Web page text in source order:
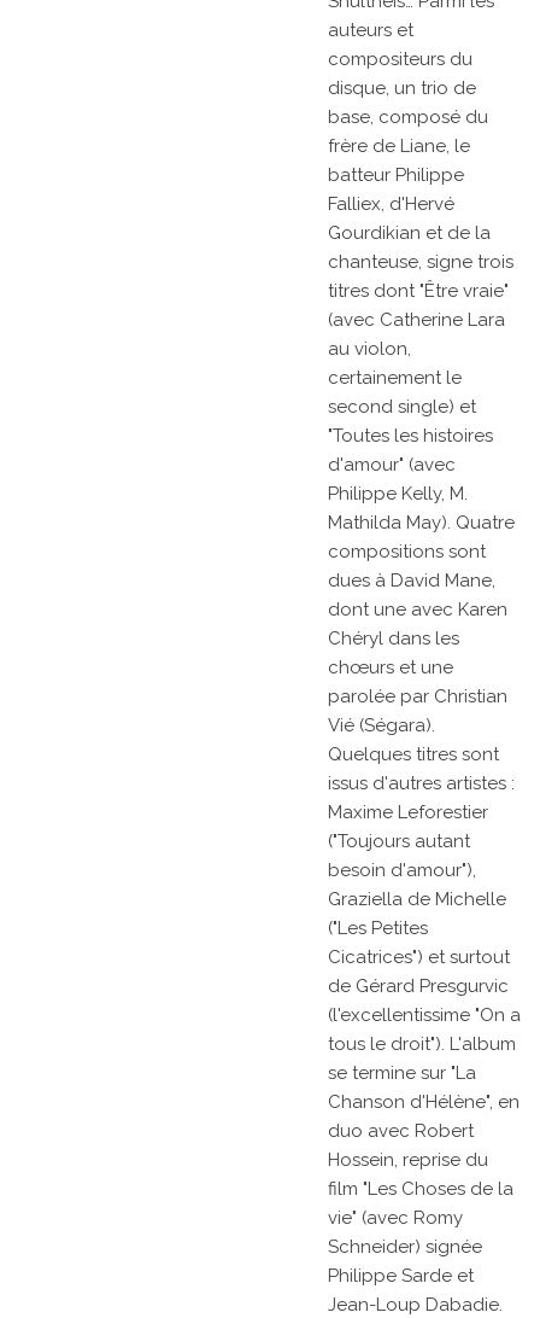
auteurs et
compositeurs du
disque, un trio de
base, composé du
frère de Liane, le
batteur Philippe
Falliex, d'Hervé
Gourdikian et de la
chanteuse, signe trois
titres dont "Être vraie"
(avec Catherine Lara
au violon,
certainement le
second single) et
"Toutes les histoires
d'amour" (avec
Philippe Kelly, M.
Mathilda May). Quatre
compositions sont
dues à David Mane,
dont une avec Karen
Chéryl dans les
chœurs et une
parolée par Christian
Vié (Ségara).
Quelques titres sont
issus d'autres artistes :
Maxime Leforestier
("Toujours autant
besoin d'amour"),
Graziella de Michelle
("Les Petites
Cicatrices") et surtout
de Gérard Presgurvic
(l'excellentissime "On a
tous le droit"). L'album
se termine sur "La
Chanson d'Hélène", en
duo avec Robert
Hossein, reprise du
film "Les Choses de la
vie" (avec Romy
Schneider) signée
Philippe Sarde et
Jean-Loup Dabadie.